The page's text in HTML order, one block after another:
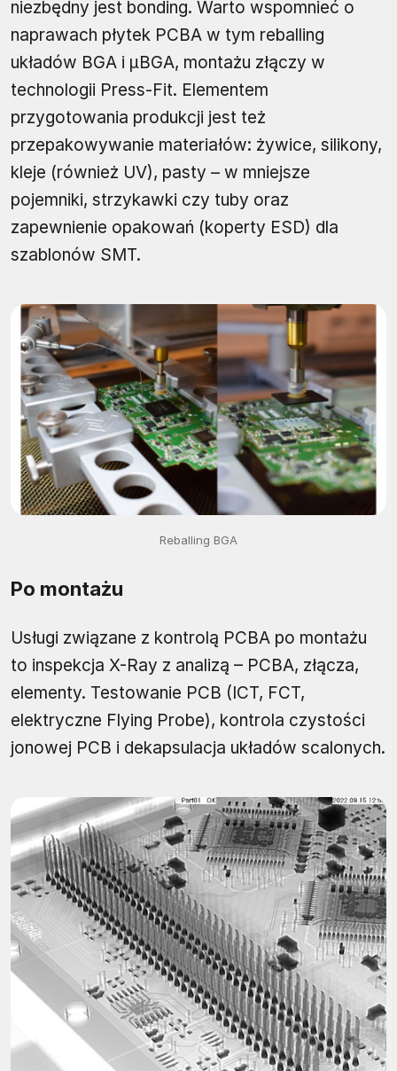
niezbędny jest bonding. Warto wspomnieć o
naprawach płytek PCBA w tym reballing
układów BGA i μBGA, montażu złączy w
technologii Press-Fit. Elementem
przygotowania produkcji jest też
przepakowywanie materiałów: żywice, silikony,
kleje (również UV), pasty – w mniejsze
pojemniki, strzykawki czy tuby oraz
zapewnienie opakowań (koperty ESD) dla
szablonów SMT.
Reballing BGA
Po montażu
Usługi związane z kontrolą PCBA po montażu
to inspekcja X-Ray z analizą – PCBA, złącza,
elementy. Testowanie PCB (ICT, FCT,
elektryczne Flying Probe), kontrola czystości
jonowej PCB i dekapsulacja układów scalonych.